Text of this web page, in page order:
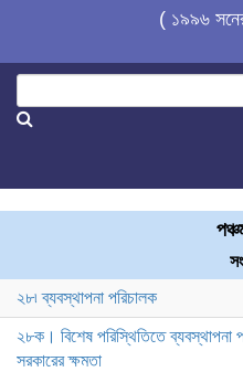
( ১৯৯৬
২৮৷ ব্যবস্থাপনা পরিচালক
২৮ক। বিশেষ পরিস্থিতিতে ব্যবস্থাপনা
সরকারের ক্ষমতা